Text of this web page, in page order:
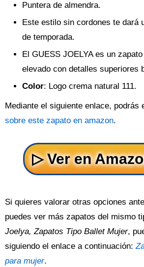
Puntera de almendra.
Este estilo sin cordones te dará
de temporada.
El GUESS JOELYA es un
elevado con detalles superiores
Color: Logo crema natural 111.
Mediante el siguiente enlace, podrás
sobre este zapato en amazon.
Si quieres valorar otras opciones
puedes ver más zapatos del mismo
Joelya, Zapatos Tipo Ballet Mujer,
siguiendo el enlace a continuación:
para mujer.